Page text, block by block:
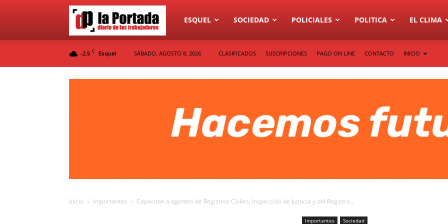
Diario
ESQUEL SOCIEDAD POLICIALES POLITICA EL CLIMA
-2.5 C Esquel SÁBADO, AGOSTO 8, 2026 CLASIFICADOS SUSCRIPCIONES PAGO ON LINE CONTACTO INICIO
Inicio Importantes Capacitan a agentes de Registros Civiles, Inspección de Justicia y del Registro...
Importantes Sociedad